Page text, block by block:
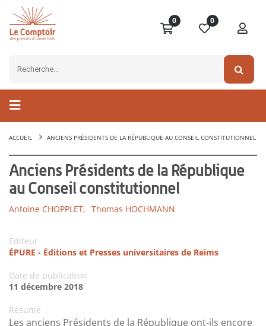
0 0
ACCUEIL ANCIENS PRÉSIDENTS DE LA RÉPUBLIQUE AU CONSEIL CONSTITUTIONNEL
Anciens Présidents de la République
au Conseil constitutionnel
Antoine CHOPPLET, Thomas HOCHMANN
Editeur
ÉPURE - Éditions et Presses universitaires de Reims
Date de publication
11 décembre 2018
Résumé
Les anciens Présidents de la République ont-ils encore